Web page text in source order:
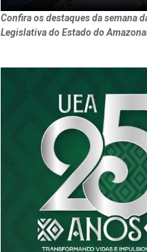
Confira os destaques da semana
Legislativa do Estado do